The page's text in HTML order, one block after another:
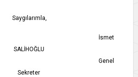
Saygılarımla,
SALİHOĞLU
Sekreter